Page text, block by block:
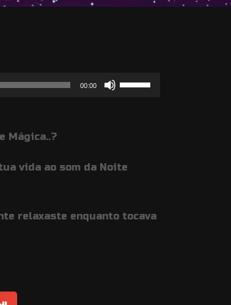
00:00
Use
aumentar
Mágica..?
vida ao som da Noite
relaxaste enquanto tocava